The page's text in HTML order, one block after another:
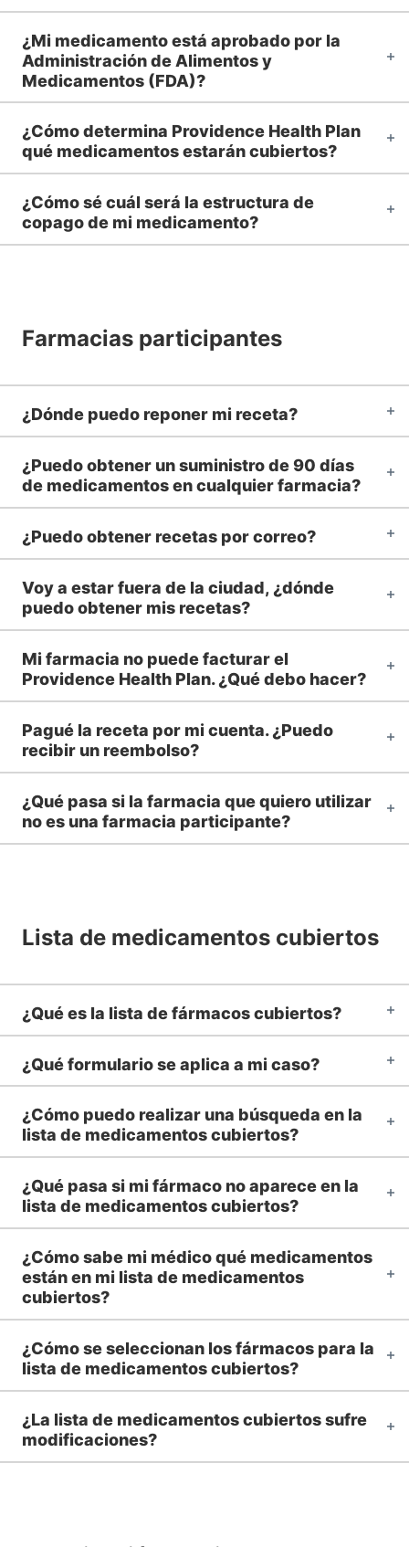
¿Mi medicamento está aprobado por la
Administración de Alimentos y
Medicamentos (FDA)?
¿Cómo determina Providence Health Plan
qué medicamentos estarán cubiertos?
¿Cómo sé cuál será la estructura de
copago de mi medicamento?
Farmacias participantes
¿Dónde puedo reponer mi receta?
¿Puedo obtener un suministro de 90 días
de medicamentos en cualquier farmacia?
¿Puedo obtener recetas por correo?
Voy a estar fuera de la ciudad, ¿dónde
puedo obtener mis recetas?
Mi farmacia no puede facturar el
Providence Health Plan. ¿Qué debo hacer?
Pagué la receta por mi cuenta. ¿Puedo
recibir un reembolso?
¿Qué pasa si la farmacia que quiero utilizar
no es una farmacia participante?
Lista de medicamentos cubiertos
¿Qué es la lista de fármacos cubiertos?
¿Qué formulario se aplica a mi caso?
¿Cómo puedo realizar una búsqueda en la
lista de medicamentos cubiertos?
¿Qué pasa si mi fármaco no aparece en la
lista de medicamentos cubiertos?
¿Cómo sabe mi médico qué medicamentos
están en mi lista de medicamentos
cubiertos?
¿Cómo se seleccionan los fármacos para la
lista de medicamentos cubiertos?
¿La lista de medicamentos cubiertos sufre
modificaciones?